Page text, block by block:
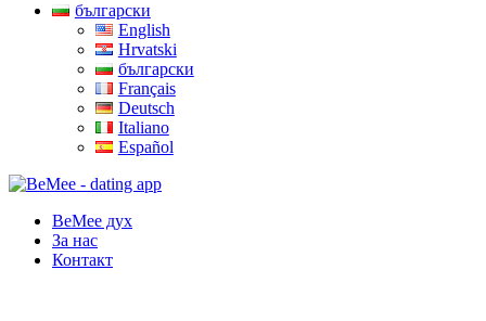
български
English
Hrvatski
български
Français
Deutsch
Italiano
Español
BeMee дух
За нас
Контакт